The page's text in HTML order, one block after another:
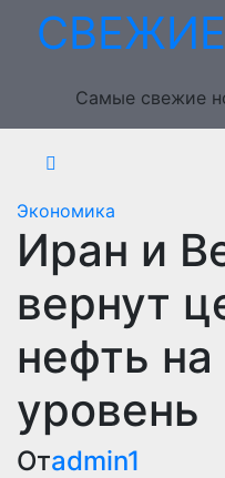
Перейти
Самые свежие
Экономика
Иран и
вернут
нефть
уровень
Отadmin1